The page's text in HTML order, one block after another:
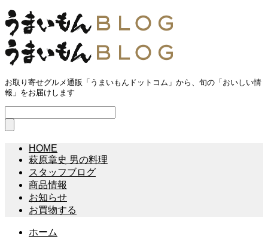
お取り寄せグルメ通販「うまいもんドットコム」から、旬の「おいしい情
報」をお届けします
HOME
萩原章史 男の料理
スタッフブログ
商品情報
お知らせ
お買物する
ホーム